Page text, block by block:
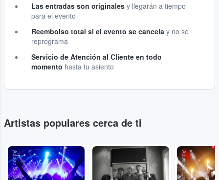
Las entradas son originales y llegarán a tiempo
para el evento
Reembolso total si el evento se cancela y no se
reprograma
Servicio de Atención al Cliente en todo
momento hasta tu asiento
Artistas populares cerca de ti
Adobe Stock ... Adobe Stock